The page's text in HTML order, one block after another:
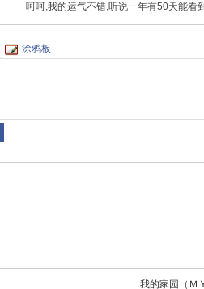
呵呵,我的运气不错,听说一年有50天能看
涂鸦板
我的家园（